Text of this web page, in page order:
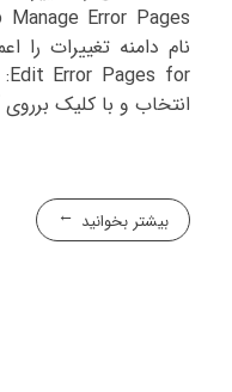
انتخاب و با کلیک
بیشتر بخوانید